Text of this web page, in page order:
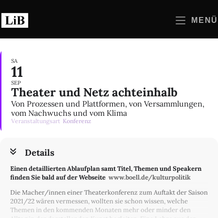
Inhalt
springen
MENÜ
SA
11
SEP
Theater und Netz achteinhalb
Von Prozessen und Plattformen, von Versammlungen,
vom Nachwuchs und vom Klima
Veranstaltungsart Konferenz
Details
Einen detaillierten Ablaufplan samt Titel, Themen und Speakern
finden Sie bald auf der Webseite www.boell.de/kulturpolitik
Die Macher/innen einer Theaterkonferenz zum Auftakt der Saison
2021/22 wären vermessen, wollten sie schon wissen, welche
Themen in den kommenden Monaten mehr oder minder den